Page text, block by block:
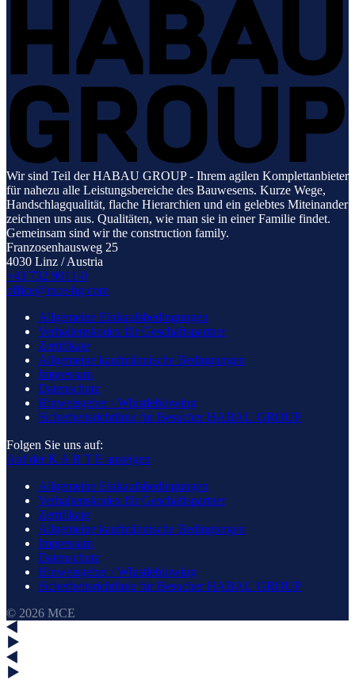
Wir sind Teil der HABAU GROUP - Ihrem agilen Komplettanbieter
für nahezu alle Leistungsbereiche des Bauwesens. Kurze Wege,
Handschlagqualität, flache Hierarchien und ein gelebtes Miteinander
zeichnen uns aus. Qualitäten, wie man sie in einer Familie findet.
Gemeinsam sind wir the construction family.
Franzosenhausweg 25
4030 Linz / Austria
+43 732 9011-0
office@mce-hg.com
Allgemeine Einkaufsbedingungen
Verhaltenskodex für Geschäftspartner
Zertifikate
Allgemeine kaufmännische Bedingungen
Impressum
Datenschutz
Hinweisgeber / Whistleblowing
Sicherheitsrichtlinie für Besucher HABAU GROUP
Folgen Sie uns auf:
Auf der K A R T E anzeigen
Allgemeine Einkaufsbedingungen
Verhaltenskodex für Geschäftspartner
Zertifikate
Allgemeine kaufmännische Bedingungen
Impressum
Datenschutz
Hinweisgeber / Whistleblowing
Sicherheitsrichtlinie für Besucher HABAU GROUP
© 2026 MCE